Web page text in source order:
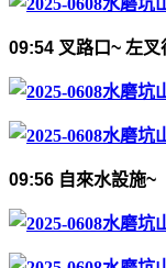
09:54 叉路口~ 左叉
09:56 自來水設施~